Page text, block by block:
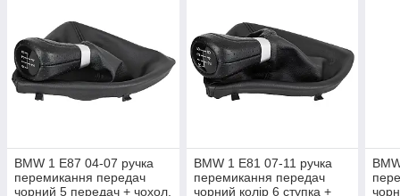
BMW 1 E87 04-07 ручка
перемикання передач
чорний 5 передач + чохол,
BMW 1 E81 07-11 ручка
перемикання передач
чорний колір 6 ступка +